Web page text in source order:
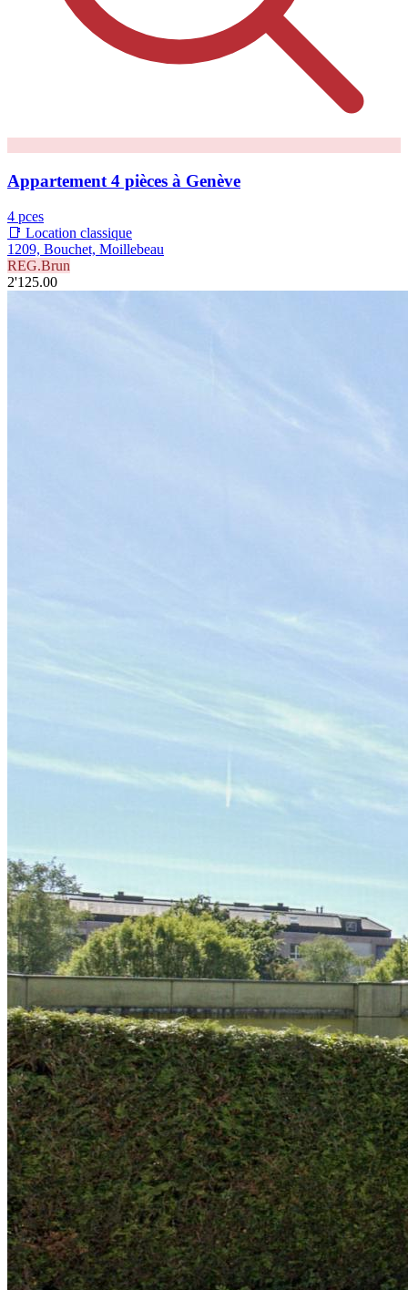
Appartement 4 pièces à Genève
4 pces
📑 Location classique
1209, Bouchet, Moillebeau
REG.Brun
2'125.00